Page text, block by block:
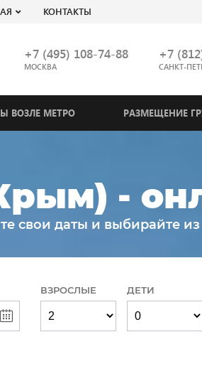
КОНТАКТЫ
+7 (495) 108-74-88
МОСКВА
+7
САНКТ-
ВОЗЛЕ МЕТРО РАЗМЕЩЕНИЕ
-
свои даты и выбирайте
ВЗРОСЛЫЕ ДЕТИ